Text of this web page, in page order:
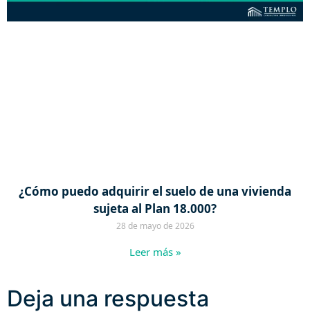
¿Cómo puedo adquirir el suelo de una vivienda
sujeta al Plan 18.000?
28 de mayo de 2026
Leer más »
Deja una respuesta